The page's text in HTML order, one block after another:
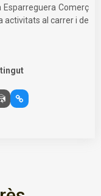
Comerç
activitats al carrer i de